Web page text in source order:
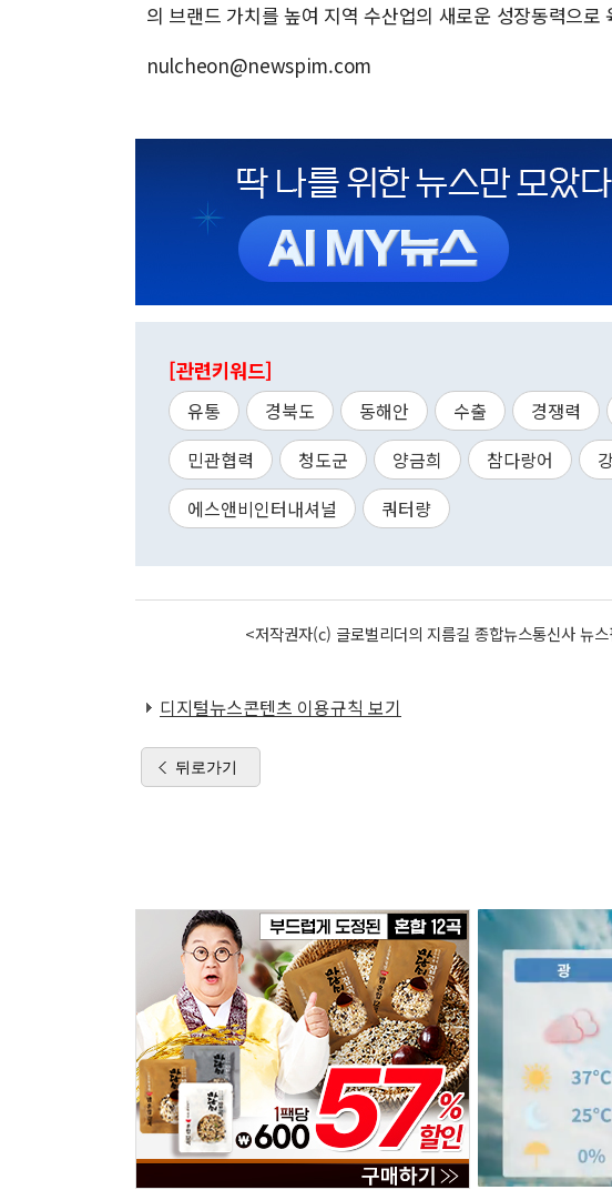
의 브랜드 가치를 높여 지역 수산업의 새로운 성장동력으로
nulcheon@newspim.com
[관련키워드]
유통 경북도 동해안 수출 경쟁력
민관협력
청도군 양금희 참다랑어
에스앤비인터내셔널
쿼터량
<저작권자(c) 글로벌리더의 지름길 종합뉴스통신사
디지털뉴스콘텐츠 이용규칙 보기
뒤로가기